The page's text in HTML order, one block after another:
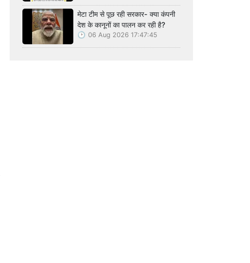
मेटा टीम से पूछ रही सरकार- क्या कंपनी
देश के कानूनों का पालन कर रही है?
06 Aug 2026 17:47:45